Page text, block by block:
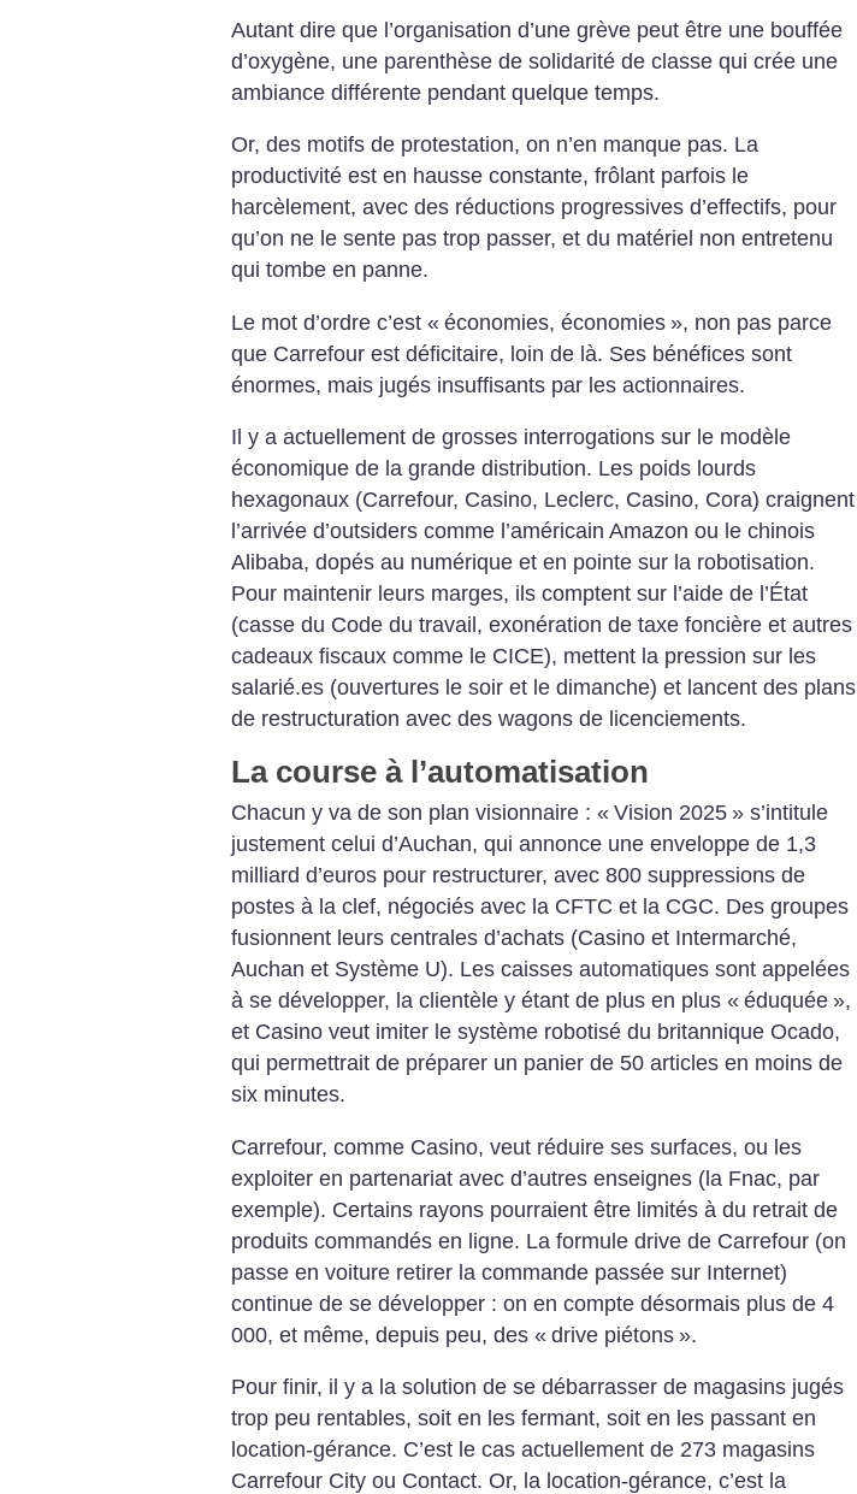
Autant dire que l’organisation d’une grève peut être une bouffée
d’oxygène, une parenthèse de solidarité de classe qui crée une
ambiance différente pendant quelque temps.
Or, des motifs de protestation, on n’en manque pas. La
productivité est en hausse constante, frôlant parfois le
harcèlement, avec des réductions progressives d’effectifs, pour
qu’on ne le sente pas trop passer, et du matériel non entretenu
qui tombe en panne.
Le mot d’ordre c’est « économies, économies », non pas parce
que Carrefour est déficitaire, loin de là. Ses bénéfices sont
énormes, mais jugés insuffisants par les actionnaires.
Il y a actuellement de grosses interrogations sur le modèle
économique de la grande distribution. Les poids lourds
hexagonaux (Carrefour, Casino, Leclerc, Casino, Cora) craignent
l’arrivée d’outsiders comme l’américain Amazon ou le chinois
Alibaba, dopés au numérique et en pointe sur la robotisation.
Pour maintenir leurs marges, ils comptent sur l’aide de l’État
(casse du Code du travail, exonération de taxe foncière et autres
cadeaux fiscaux comme le CICE), mettent la pression sur les
salarié.es (ouvertures le soir et le dimanche) et lancent des plans
de restructuration avec des wagons de licenciements.
La course à l’automatisation
Chacun y va de son plan visionnaire : « Vision 2025 » s’intitule
justement celui d’Auchan, qui annonce une enveloppe de 1,3
milliard d’euros pour restructurer, avec 800 suppressions de
postes à la clef, négociés avec la CFTC et la CGC. Des groupes
fusionnent leurs centrales d’achats (Casino et Intermarché,
Auchan et Système U). Les caisses automatiques sont appelées
à se développer, la clientèle y étant de plus en plus « éduquée »,
et Casino veut imiter le système robotisé du britannique Ocado,
qui permettrait de préparer un panier de 50 articles en moins de
six minutes.
Carrefour, comme Casino, veut réduire ses surfaces, ou les
exploiter en partenariat avec d’autres enseignes (la Fnac, par
exemple). Certains rayons pourraient être limités à du retrait de
produits commandés en ligne. La formule drive de Carrefour (on
passe en voiture retirer la commande passée sur Internet)
continue de se développer : on en compte désormais plus de 4
000, et même, depuis peu, des « drive piétons ».
Pour finir, il y a la solution de se débarrasser de magasins jugés
trop peu rentables, soit en les fermant, soit en les passant en
location-gérance. C’est le cas actuellement de 273 magasins
Carrefour City ou Contact. Or, la location-gérance, c’est la